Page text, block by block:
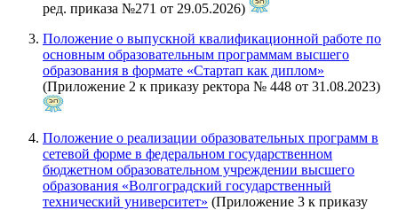
ред. приказа №271 от 29.05.2026)
Положение о выпускной квалификационной работе по
основным образовательным программам высшего
образования в формате «Стартап как диплом»
(Приложение 2 к приказу ректора № 448 от 31.08.2023)
Положение о реализации образовательных программ в
сетевой форме в федеральном государственном
бюджетном образовательном учреждении высшего
образования «Волгоградский государственный
технический университет» (Приложение 3 к приказу